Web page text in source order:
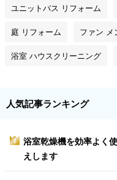
ユニットバス リフォーム
庭 リフォーム ファン メ
浴室 ハウスクリーニング
人気記事ランキング
1
浴室乾燥機を効率よく
えします